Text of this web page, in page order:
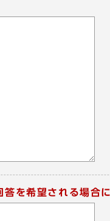
答を希望される場合